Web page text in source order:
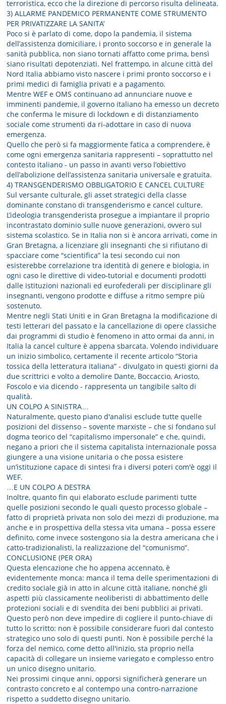
terroristica, ecco che la direzione di percorso risulta delineata.
3) ALLARME PANDEMICO PERMANENTE COME STRUMENTO
PER PRIVATIZZARE LA SANITA’
Poco si è parlato di come, dopo la pandemia, il sistema
dell’assistenza domiciliare, i pronto soccorso e in generale la
sanità pubblica, non siano tornati affatto come prima, bensì
siano risultati depotenziati. Nel frattempo, in alcune città del
Nord Italia abbiamo visto nascere i primi pronto soccorso e i
primi medici di famiglia privati e a pagamento.
Mentre WEF e OMS continuano ad annunciare nuove e
imminenti pandemie, il governo italiano ha emesso un decreto
che conferma le misure di lockdown e di distanziamento
sociale come strumenti da ri-adottare in caso di nuova
emergenza.
Quello che però si fa maggiormente fatica a comprendere, è
come ogni emergenza sanitaria rappresenti – soprattutto nel
contesto italiano - un passo in avanti verso l’obiettivo
dell’abolizione dell’assistenza sanitaria universale e gratuita.
4) TRANSGENDERISMO OBBLIGATORIO E CANCEL CULTURE
Sul versante culturale, gli asset strategici della classe
dominante constano di transgenderismo e cancel culture.
L’ideologia transgenderista prosegue a impiantare il proprio
incontrastato dominio sulle nuove generazioni, ovvero sul
sistema scolastico. Se in Italia non si è ancora arrivati, come in
Gran Bretagna, a licenziare gli insegnanti che si rifiutano di
spacciare come “scientifica” la tesi secondo cui non
esisterebbe correlazione tra identità di genere e biologia, in
ogni caso le direttive di video-tutorial e documenti prodotti
dalle istituzioni nazionali ed eurofederali per disciplinare gli
insegnanti, vengono prodotte e diffuse a ritmo sempre più
sostenuto.
Mentre negli Stati Uniti e in Gran Bretagna la modificazione di
testi letterari del passato e la cancellazione di opere classiche
dai programmi di studio è fenomeno in atto ormai da anni, in
Italia la cancel culture è appena sbarcata. Volendo individuare
un inizio simbolico, certamente il recente articolo “Storia
tossica della letteratura italiana” - divulgato in questi giorni da
due scrittrici e volto a demolire Dante, Boccaccio, Ariosto,
Foscolo e via dicendo - rappresenta un tangibile salto di
qualità.
UN COLPO A SINISTRA…
Naturalmente, questo piano d'analisi esclude tutte quelle
posizioni del dissenso – sovente marxiste – che si fondano sul
dogma teorico del “capitalismo impersonale” e che, quindi,
negano a priori che il sistema capitalista internazionale possa
giungere a una visione unitaria o che possa esistere
un’istituzione capace di sintesi fra i diversi poteri com'è oggi il
WEF.
…E UN COLPO A DESTRA
Inoltre, quanto fin qui elaborato esclude parimenti tutte
quelle posizioni secondo le quali questo processo globale –
fatto di proprietà privata non solo dei mezzi di produzione, ma
anche e in prospettiva della stessa vita umana – possa essere
definito, come invece sostengono sia la destra americana che i
catto-tradizionalisti, la realizzazione del “comunismo”.
CONCLUSIONE (PER ORA)
Questa elencazione che ho appena accennato, è
evidentemente monca: manca il tema delle sperimentazioni di
credito sociale già in atto in alcune città italiane, nonché gli
aspetti più classicamente neoliberisti di abbattimento delle
protezioni sociali e di svendita dei beni pubblici ai privati.
Questo però non deve impedire di cogliere il punto-chiave di
tutto lo scritto: non è possibile considerare fuori dal contesto
strategico uno solo di questi punti. Non è possibile perché la
forza del nemico, come detto all'inizio, sta proprio nella
capacità di collegare un insieme variegato e complesso entro
un unico disegno unitario.
Nei prossimi cinque anni, opporsi significherà generare un
contrasto concreto e al contempo una contro-narrazione
rispetto a suddetto disegno unitario.